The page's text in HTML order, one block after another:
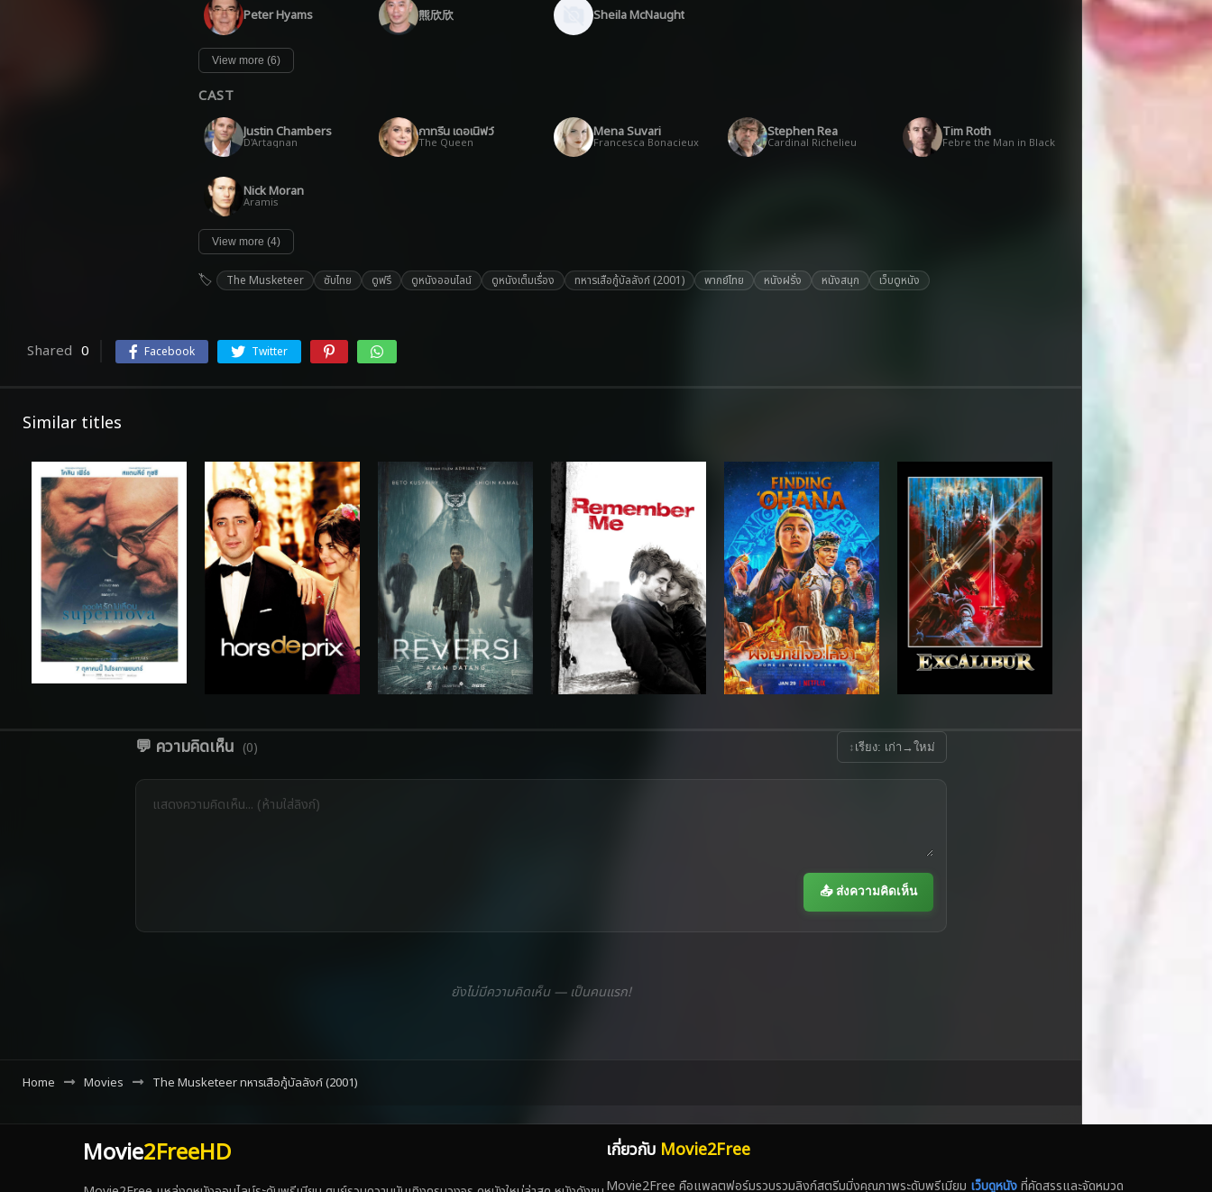
Peter Hyams 熊欣欣 Sheila McNaught
View more (6)
CAST
Justin Chambers
D'Artagnan
กาทรีน เดอเนิฟว์
The Queen
Mena Suvari
Francesca Bonacieux
Stephen Rea
Cardinal Richelieu
Tim Roth
Febre the Man in Black
Nick Moran
Aramis
View more (4)
The Musketeer ซับไทย ดูฟรี ดูหนังออนไลน์ ดูหนังเต็มเรื่อง ทหารเสือกู้บัลลังก์ (2001) พากย์ไทย หนังฝรั่ง หนังสนุก เว็บดูหนัง
Shared 0 Facebook Twitter
Similar titles
💬 ความคิดเห็น (0) ↕ เรียง: เก่า→ใหม่
📤 ส่งความคิดเห็น
ยังไม่มีความคิดเห็น — เป็นคนแรก!
Home Movies The Musketeer ทหารเสือกู้บัลลังก์ (2001)
Movie2FreeHD เกี่ยวกับ Movie2Free
Movie2Free คือแพลตฟอร์มรวบรวมลิงก์สตรีมมิ่งคุณภาพระดับพรีเมียม เว็บดูหนังที่คัดสรรและจัดหมวด